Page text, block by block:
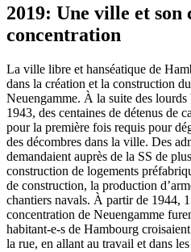
2019: Une ville et son
concentration
La ville libre et hanséatique de
dans la création et la construction
Neuengamme. À la suite des lourds
1943, des centaines de détenus de
pour la première fois requis pour
des décombres dans la ville. Des
demandaient auprès de la SS de
construction de logements
de construction, la production
chantiers navals. À partir de 1944,
concentration de Neuengamme
habitant-e-s de Hambourg
la rue, en allant au travail et dans